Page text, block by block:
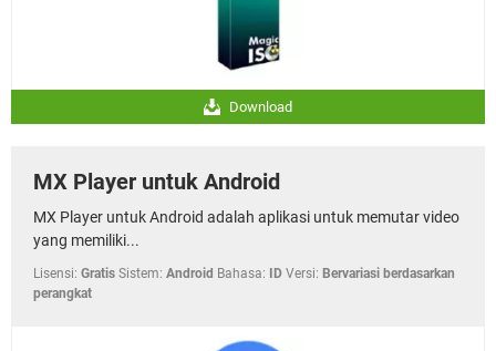
Download
MX Player untuk Android
MX Player untuk Android adalah aplikasi untuk memutar video
yang memiliki...
Lisensi: Gratis Sistem: Android Bahasa: ID Versi: Bervariasi berdasarkan
perangkat